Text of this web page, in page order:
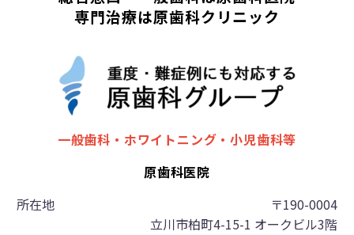
専門治療は原歯科クリニック
一般歯科・ホワイトニング・小児歯科等
原歯科医院
所在地
〒190-0004
立川市柏町4-15-1 オークビル3階